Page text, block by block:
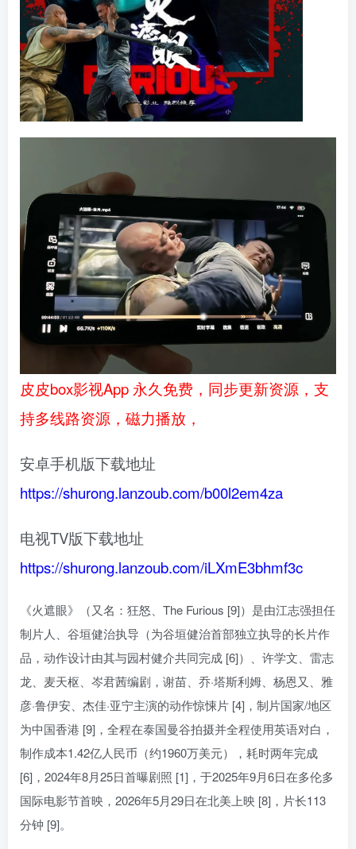
皮皮box影视App 永久免费，同步更新资源，支
持多线路资源，磁力播放，
安卓手机版下载地址
https://shurong.lanzoub.com/b00l2em4za
电视TV版下载地址
https://shurong.lanzoub.com/iLXmE3bhmf3c
《火遮眼》（又名：狂怒、The Furious [9]）是由江志强担任
制片人、谷垣健治执导（为谷垣健治首部独立执导的长片作
品，动作设计由其与园村健介共同完成 [6]）、许学文、雷志
龙、麦天枢、岑君茜编剧，谢苗、乔·塔斯利姆、杨恩又、雅
彦·鲁伊安、杰佳·亚宁主演的动作惊悚片 [4]，制片国家/地区
为中国香港 [9]，全程在泰国曼谷拍摄并全程使用英语对白，
制作成本1.42亿人民币（约1960万美元），耗时两年完成
[6]，2024年8月25日首曝剧照 [1]，于2025年9月6日在多伦多
国际电影节首映，2026年5月29日在北美上映 [8]，片长113
分钟 [9]。